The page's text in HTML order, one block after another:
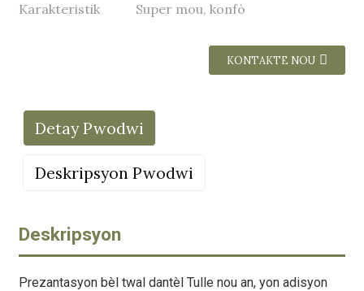
Karakteristik
Super mou, konfò
KONTAKTE NOU
Detay Pwodwi
Deskripsyon Pwodwi
Deskripsyon
Prezantasyon bèl twal dantèl Tulle nou an, yon adisyon